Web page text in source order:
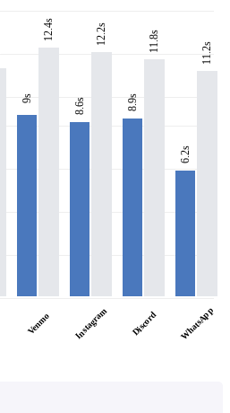
9s
12.4s
Venmo
8.6s
12.2s
Instagram
8.9s
11.8s
Discord
6.2s
11.2s
WhatsApp